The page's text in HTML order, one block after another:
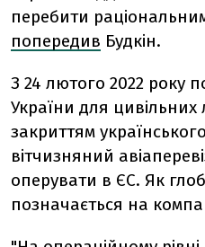
перебити
попередив Будкін.
З 24 лютого 2022 року
України для цивільних
закриттям
вітчизняний
оперувати в ЄС. Як
позначається на